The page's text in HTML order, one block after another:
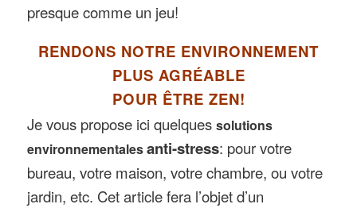
presque comme un jeu!
RENDONS NOTRE ENVIRONNEMENT
PLUS AGRÉABLE
POUR ÊTRE ZEN!
Je vous propose ici quelquessolutions
environnementalesanti-stress: pour votre
bureau, votre maison, votre chambre, ou votre
jardin, etc. Cet article fera l’objet d’un